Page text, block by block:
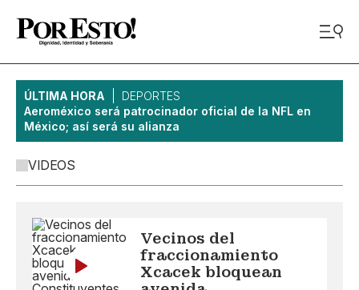
ÚLTIMA HORA
DEPORTES
Aeroméxico será patrocinador oficial de la NFL en
México; así será su alianza
VIDEOS
Vecinos del
fraccionamiento
Xcacek bloquean